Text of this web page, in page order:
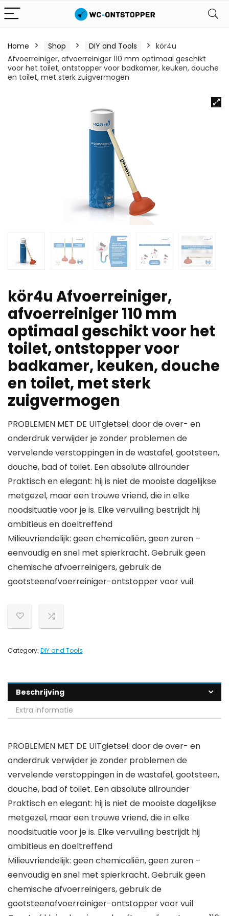
Home Shop DIY and Tools
kör4u
Afvoerreiniger, afvoerreiniger 110 mm optimaal geschikt
voor het toilet, ontstopper voor badkamer, keuken, douche
en toilet, met sterk zuigvermogen
kör4u Afvoerreiniger,
afvoerreiniger 110 mm
optimaal geschikt voor het
toilet, ontstopper voor
badkamer, keuken, douche
en toilet, met sterk
zuigvermogen
PROBLEMEN MET DE UITgietsel: door de over- en
onderdruk verwijder je zonder problemen de
vervelende verstoppingen in de wastafel, gootsteen,
douche, bad of toilet. Een absolute allrounder
Praktisch en elegant: hij is niet de mooiste dagelijkse
metgezel, maar een trouwe vriend, die in elke
noodsituatie voor je is. Elke vervuiling bestrijdt hij
ambitieus en doeltreffend
Milieuvriendelijk: geen chemicaliën, geen zuren –
eenvoudig en snel met spierkracht. Gebruik geen
chemische afvoerreinigers, gebruik de
gootsteenafvoerreiniger-ontstopper voor vuil
Category: DIY and Tools
Beschrijving
Extra informatie
PROBLEMEN MET DE UITgietsel: door de over- en
onderdruk verwijder je zonder problemen de
vervelende verstoppingen in de wastafel, gootsteen,
douche, bad of toilet. Een absolute allrounder
Praktisch en elegant: hij is niet de mooiste dagelijkse
metgezel, maar een trouwe vriend, die in elke
noodsituatie voor je is. Elke vervuiling bestrijdt hij
ambitieus en doeltreffend
Milieuvriendelijk: geen chemicaliën, geen zuren –
eenvoudig en snel met spierkracht. Gebruik geen
chemische afvoerreinigers, gebruik de
gootsteenafvoerreiniger-ontstopper voor vuil